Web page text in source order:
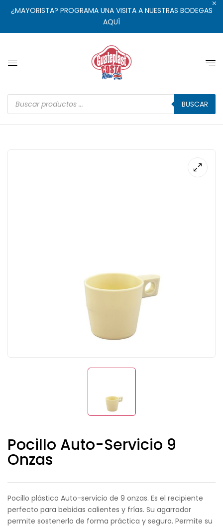
¿MAYORISTA? PROGRAMA UNA VISITA A NUESTRAS BODEGAS
AQUÍ
BUSCAR
Pocillo Auto-Servicio 9
Onzas
Pocillo plástico Auto-servicio de 9 onzas. Es el recipiente
perfecto para bebidas calientes y frías. Su agarrador
permite sostenerlo de forma práctica y segura. Permite su